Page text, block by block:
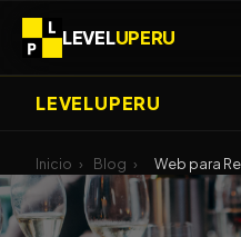
LEVELUPERU
LEVELUPERU
Inicio › Blog › Web para